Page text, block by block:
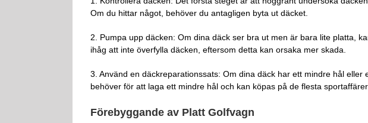
Om du hittar något, behöver du antagligen byta ut däcket.
2. Pumpa upp däcken: Om dina däck ser bra ut men är bara lite platta,
ihåg att inte överfylla däcken, eftersom detta kan orsaka mer skada.
3. Använd en däckreparationssats: Om dina däck har ett mindre hål
behöver för att laga ett mindre hål och kan köpas på de flesta sportaffärer.
Förebyggande av Platt Golfvagn